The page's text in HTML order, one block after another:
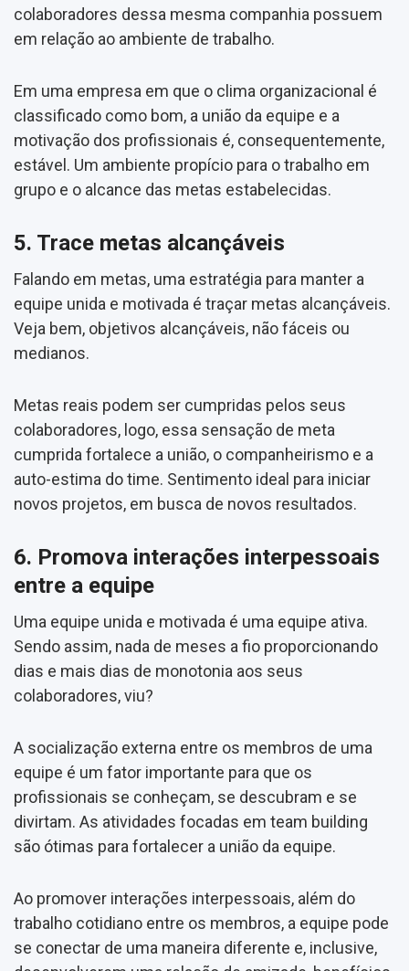
colaboradores dessa mesma companhia possuem
em relação ao ambiente de trabalho.
Em uma empresa em que o clima organizacional é
classificado como bom, a união da equipe e a
motivação dos profissionais é, consequentemente,
estável. Um ambiente propício para o trabalho em
grupo e o alcance das metas estabelecidas.
5. Trace metas alcançáveis
Falando em metas, uma estratégia para manter a
equipe unida e motivada é traçar metas alcançáveis.
Veja bem, objetivos alcançáveis, não fáceis ou
medianos.
Metas reais podem ser cumpridas pelos seus
colaboradores, logo, essa sensação de meta
cumprida fortalece a união, o companheirismo e a
auto-estima do time. Sentimento ideal para iniciar
novos projetos, em busca de novos resultados.
6. Promova interações interpessoais
entre a equipe
Uma equipe unida e motivada é uma equipe ativa.
Sendo assim, nada de meses a fio proporcionando
dias e mais dias de monotonia aos seus
colaboradores, viu?
A socialização externa entre os membros de uma
equipe é um fator importante para que os
profissionais se conheçam, se descubram e se
divirtam. As atividades focadas em team building
são ótimas para fortalecer a união da equipe.
Ao promover interações interpessoais, além do
trabalho cotidiano entre os membros, a equipe pode
se conectar de uma maneira diferente e, inclusive,